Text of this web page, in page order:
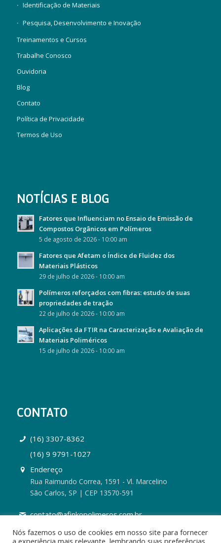
Identificação de Materiais
Pesquisa, Desenvolvimento e Inovação
Treinamentos e Cursos
Trabalhe Conosco
Ouvidoria
Blog
Contato
Política de Privacidade
Termos de Uso
NOTÍCIAS E BLOG
Fatores que Influenciam no Ensaio de Emissão de
Compostos Orgânicos em Polímeros
5 de agosto de 2026 - 10:00 am
Fatores que Afetam o Índice de Fluidez dos
Materiais Plásticos
29 de julho de 2026 - 10:00 am
Polímeros reforçados com fibras: estudo de suas
propriedades de tração
22 de julho de 2026 - 10:00 am
Aplicações da FTIR na Caracterização e Avaliação de
Materiais Poliméricos
15 de julho de 2026 - 10:00 am
CONTATO
(16) 3307-8362
(16) 9 9791-1027
Endereço
Rua Raimundo Correa, 1591 - Vl. Marcelino
São Carlos, SP | CEP 13570-591
contato@afinkopolimeros.com.br
Nós fazemos o uso de cookies em nosso site para fornecer
a experiência mais relevante, lembrando suas preferências